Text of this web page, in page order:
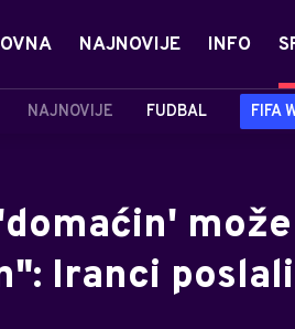
NAJNOVIJE INFO
NAJNOVIJE FUDBAL FIFA
Iranci